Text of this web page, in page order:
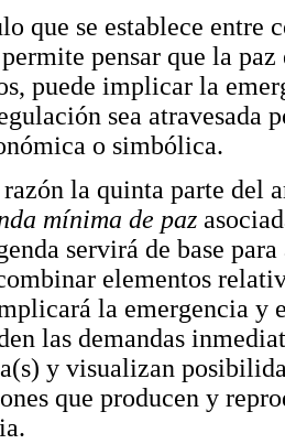
que se establece
pensar que la
puede implicar la
sea atravesada
o simbólica.
razón la quinta parte del
mínima de paz
servirá de base
elementos
la emergencia y
las demandas
y visualizan
que producen y